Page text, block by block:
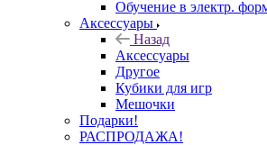
Обучение в электр.
Аксессуары
Назад
Аксессуары
Другое
Кубики для игр
Мешочки
Подарки!
РАСПРОДАЖА!